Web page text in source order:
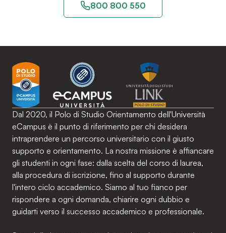
800 800 550
Dal 2020, il Polo di Studio Orientamento dell'Università
eCampus è il punto di riferimento per chi desidera
intraprendere un percorso universitario con il giusto
supporto e orientamento. La nostra missione è affiancare
gli studenti in ogni fase: dalla scelta del corso di laurea,
alla procedura di iscrizione, fino al supporto durante
l'intero ciclo accademico. Siamo al tuo fianco per
rispondere a ogni domanda, chiarire ogni dubbio e
guidarti verso il successo accademico e professionale.